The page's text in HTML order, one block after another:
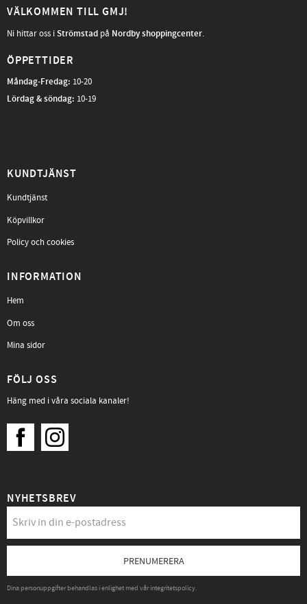
VÄLKOMMEN TILL GMJ!
Ni hittar oss iStrömstad på Nordby shoppingcenter.
ÖPPETTIDER
Måndag-Fredag: 10-20
Lördag & söndag: 10-19
KUNDTJÄNST
Kundtjänst
Köpvillkor
Policy och cookies
INFORMATION
Hem
Om oss
Mina sidor
FÖLJ OSS
Häng med i våra sociala kanaler!
NYHETSBREV
PRENUMERERA
Dina personuppgifter behandlas i enlighet med vårintegritetspolicy.